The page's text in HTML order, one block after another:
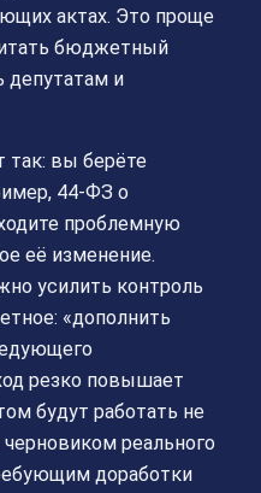
актах. Это проще
бюджетный
депутатам и
так: вы берёте
44‑ФЗ о
проблемную
её изменение.
усилить контроль
«дополнить
резко повышает
будут работать не
реального
доработки